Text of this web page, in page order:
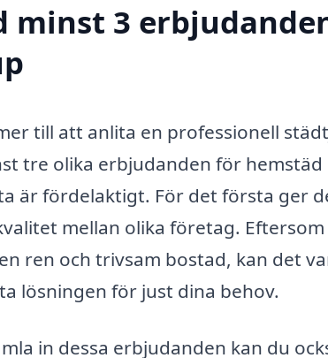
minst 3
till att anlita en professionell
tre olika erbjudanden för
är fördelaktigt. För det första ger
mellan olika företag.
ren och trivsam bostad, kan det
lösningen för just dina behov.
in dessa erbjudanden kan du